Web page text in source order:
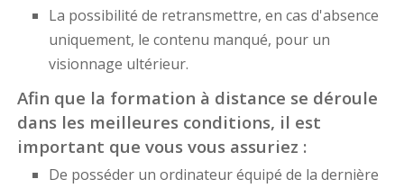
La possibilité de retransmettre, en cas d'absence
uniquement, le contenu manqué, pour un
visionnage ultérieur.
Afin que la formation à distance se déroule
dans les meilleures conditions, il est
important que vous vous assuriez :
De posséder un ordinateur équipé de la dernière